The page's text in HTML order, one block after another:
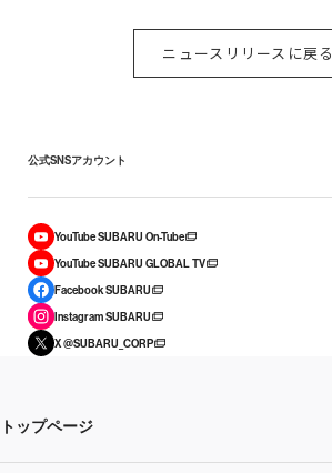
ニュースリリースに戻る
公式SNSアカウント
YouTube SUBARU On-Tube
YouTube SUBARU GLOBAL TV
Facebook SUBARU
Instagram SUBARU
X @SUBARU_CORP
トップページ